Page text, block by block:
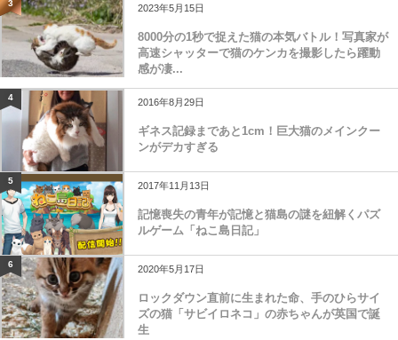
3 2023年5月15日
8000分の1秒で捉えた猫の本気バトル！写真家が
高速シャッターで猫のケンカを撮影したら躍動
感が凄...
4 2016年8月29日
ギネス記録まであと1cm！巨大猫のメインクー
ンがデカすぎる
5 2017年11月13日
記憶喪失の青年が記憶と猫島の謎を紐解くパズ
ルゲーム「ねこ島日記」
6 2020年5月17日
ロックダウン直前に生まれた命、手のひらサイ
ズの猫「サビイロネコ」の赤ちゃんが英国で誕
生